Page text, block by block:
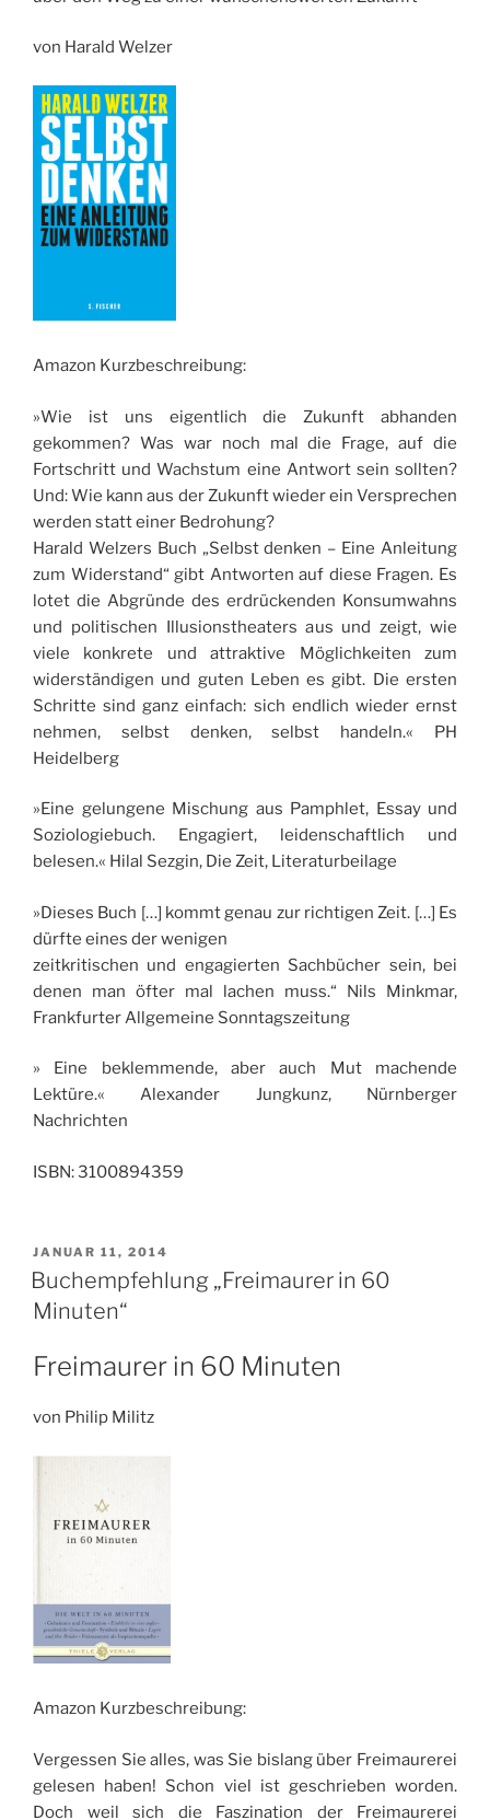
von Harald Welzer
Amazon Kurzbeschreibung:
»Wie ist uns eigentlich die Zukunft abhanden
gekommen? Was war noch mal die Frage, auf die
Fortschritt und Wachstum eine Antwort sein sollten?
Und: Wie kann aus der Zukunft wieder ein Versprechen
werden statt einer Bedrohung?
Harald Welzers Buch „Selbst denken – Eine Anleitung
zum Widerstand“ gibt Antworten auf diese Fragen. Es
lotet die Abgründe des erdrückenden Konsumwahns
und politischen Illusionstheaters aus und zeigt, wie
viele konkrete und attraktive Möglichkeiten zum
widerständigen und guten Leben es gibt. Die ersten
Schritte sind ganz einfach: sich endlich wieder ernst
nehmen, selbst denken, selbst handeln.« PH
Heidelberg
»Eine gelungene Mischung aus Pamphlet, Essay und
Soziologiebuch. Engagiert, leidenschaftlich und
belesen.« Hilal Sezgin, Die Zeit, Literaturbeilage
»Dieses Buch […] kommt genau zur richtigen Zeit. […] Es
dürfte eines der wenigen
zeitkritischen und engagierten Sachbücher sein, bei
denen man öfter mal lachen muss.“ Nils Minkmar,
Frankfurter Allgemeine Sonntagszeitung
» Eine beklemmende, aber auch Mut machende
Lektüre.« Alexander Jungkunz, Nürnberger
Nachrichten
ISBN: 3100894359
VERÖFFENTLICHT
AM
JANUAR 11, 2014
Buchempfehlung „Freimaurer in 60
Minuten“
Freimaurer in 60 Minuten
von Philip Militz
Amazon Kurzbeschreibung:
Vergessen Sie alles, was Sie bislang über Freimaurerei
gelesen haben! Schon viel ist geschrieben worden.
Doch weil sich die Faszination der Freimaurerei